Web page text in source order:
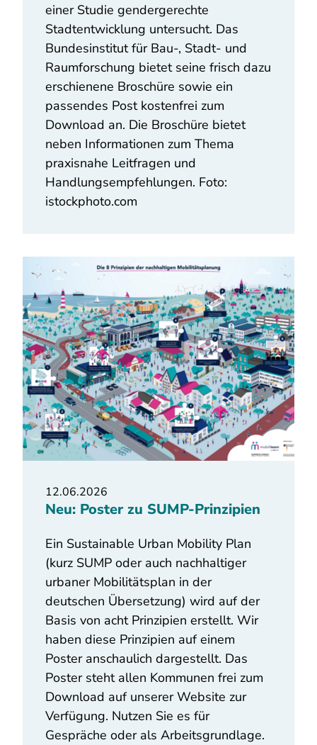
einer Studie gendergerechte
Stadtentwicklung untersucht. Das
Bundesinstitut für Bau-, Stadt- und
Raumforschung bietet seine frisch dazu
erschienene Broschüre sowie ein
passendes Post kostenfrei zum
Download an. Die Broschüre bietet
neben Informationen zum Thema
praxisnahe Leitfragen und
Handlungsempfehlungen. Foto:
istockphoto.com
12.06.2026
Neu: Poster zu SUMP-Prinzipien
Ein Sustainable Urban Mobility Plan
(kurz SUMP oder auch nachhaltiger
urbaner Mobilitätsplan in der
deutschen Übersetzung) wird auf der
Basis von acht Prinzipien erstellt. Wir
haben diese Prinzipien auf einem
Poster anschaulich dargestellt. Das
Poster steht allen Kommunen frei zum
Download auf unserer Website zur
Verfügung. Nutzen Sie es für
Gespräche oder als Arbeitsgrundlage.